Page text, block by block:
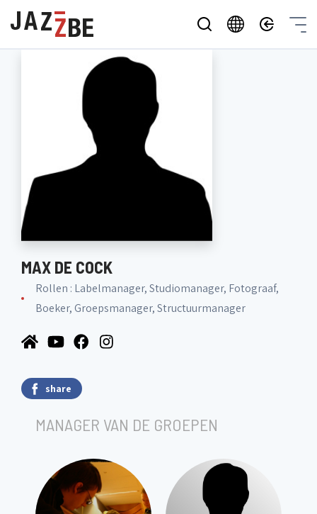
MAX DE COCK
Rollen : Labelmanager, Studiomanager, Fotograaf,
Boeker, Groepsmanager, Structuurmanager
share
MANAGER VAN DE GROEPEN